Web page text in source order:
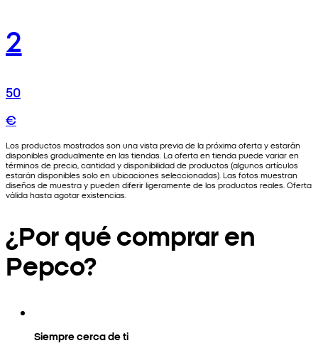
2
50
€
Los productos mostrados son una vista previa de la próxima oferta y estarán
disponibles gradualmente en las tiendas. La oferta en tienda puede variar en
términos de precio, cantidad y disponibilidad de productos (algunos artículos
estarán disponibles solo en ubicaciones seleccionadas). Las fotos muestran
diseños de muestra y pueden diferir ligeramente de los productos reales. Oferta
válida hasta agotar existencias.
¿Por qué comprar en
Pepco?
Siempre cerca de ti